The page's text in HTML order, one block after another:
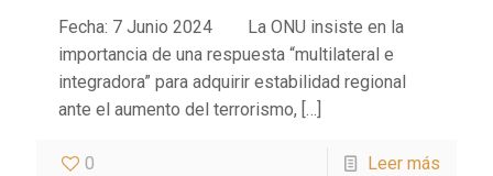
Fecha: 7 Junio 2024 La ONU insiste en la
importancia de una respuesta “multilateral e
integradora” para adquirir estabilidad regional
ante el aumento del terrorismo, […]
0 Leer más